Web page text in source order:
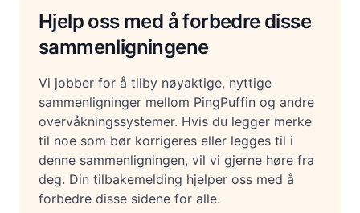
Hjelp oss med å forbedre disse
sammenligningene
Vi jobber for å tilby nøyaktige, nyttige
sammenligninger mellom PingPuffin og andre
overvåkningssystemer. Hvis du legger merke
til noe som bør korrigeres eller legges til i
denne sammenligningen, vil vi gjerne høre fra
deg. Din tilbakemelding hjelper oss med å
forbedre disse sidene for alle.